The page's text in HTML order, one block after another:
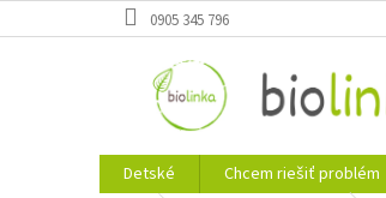
na
0905 345 796
Detské Chcem riešiť problém